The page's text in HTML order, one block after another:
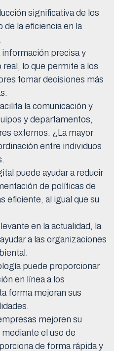
significativa de los
de la eficiencia en la
información precisa y
lo que permite a los
tomar decisiones más
la comunicación y
y departamentos,
externos. ¿La mayor
entre individuos
puede ayudar a reducir
de políticas de
eficiente, al igual que su
en la actualidad, la
a las organizaciones
puede proporcionar
en línea a los
forma mejoran sus
mejoren su
el uso de
de forma rápida y